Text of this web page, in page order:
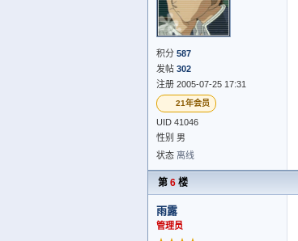
积分 587
发帖 302
注册 2005-07-25 17:31
21年会员
UID 41046
性别 男
状态 离线
第 6 楼
雨露
管理员